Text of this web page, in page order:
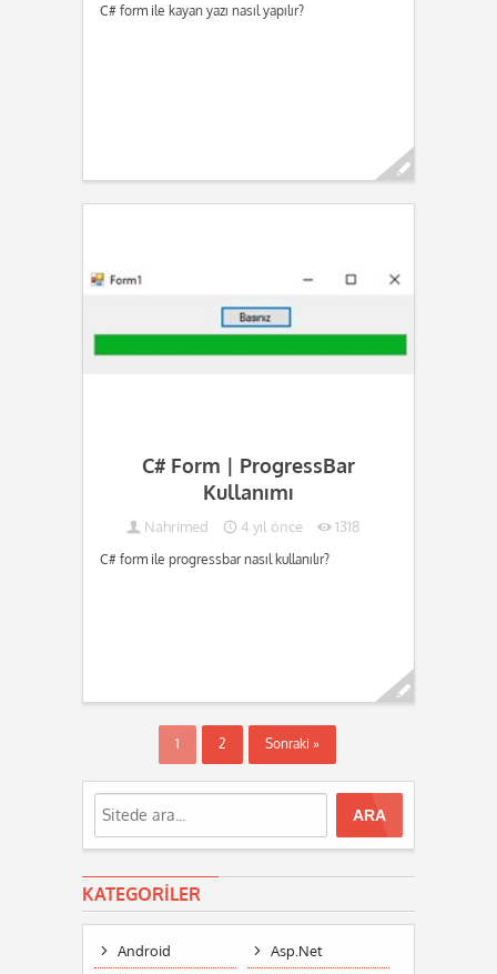
C# form ile kayan yazı nasıl yapılır?
C# Form | ProgressBar
Kullanımı
Nahrimed 4 yıl önce 1318
C# form ile progressbar nasıl kullanılır?
1 2 Sonraki »
KATEGORILER
Android
Asp.Net